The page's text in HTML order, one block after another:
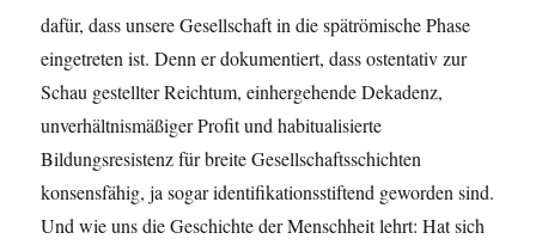
dafür, dass unsere Gesellschaft in die spätrömische Phase
eingetreten ist. Denn er dokumentiert, dass ostentativ zur
Schau gestellter Reichtum, einhergehende Dekadenz,
unverhältnismäßiger Profit und habitualisierte
Bildungsresistenz für breite Gesellschaftsschichten
konsensfähig, ja sogar identifikationsstiftend geworden sind.
Und wie uns die Geschichte der Menschheit lehrt: Hat sich